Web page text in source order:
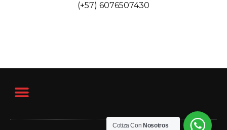
(+57) 6076507430
Cotiza Con Nosotros